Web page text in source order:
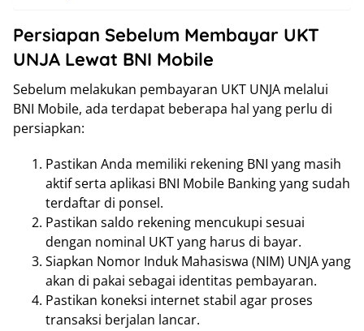
Persiapan Sebelum Membayar UKT
UNJA Lewat BNI Mobile
Sebelum melakukan pembayaran UKT UNJA melalui
BNI Mobile, ada terdapat beberapa hal yang perlu di
persiapkan:
Pastikan Anda memiliki rekening BNI yang masih
aktif serta aplikasi BNI Mobile Banking yang sudah
terdaftar di ponsel.
Pastikan saldo rekening mencukupi sesuai
dengan nominal UKT yang harus di bayar.
Siapkan Nomor Induk Mahasiswa (NIM) UNJA yang
akan di pakai sebagai identitas pembayaran.
Pastikan koneksi internet stabil agar proses
transaksi berjalan lancar.